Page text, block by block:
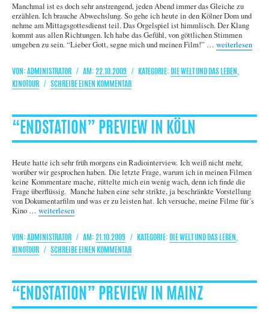
Manchmal ist es doch sehr anstrengend, jeden Abend immer das Gleiche zu
erzählen. Ich brauche Abwechslung. So gehe ich heute in den Kölner Dom und
nehme am Mittagsgottesdienst teil. Das Orgelspiel ist himmlisch. Der Klang
kommt aus allen Richtungen. Ich habe das Gefühl, von göttlichen Stimmen
umgeben zu sein. “Lieber Gott, segne mich und meinen Film!” …„“Endstation”-
weiterlesen
AUTOR
ADMINISTRATOR
VERÖFFENTLICHT
AM
22.10.2009 KATEGORIEN
DIE WELT UND DAS LEBEN,
KINOTOUR
SCHREIBE EINEN KOMMENTARZU
IN
MÜNSTER
“ENDSTATION” PREVIEW IN KÖLN
Heute hatte ich sehr früh morgens ein Radiointerview. Ich weiß nicht mehr,
worüber wir gesprochen haben. Die letzte Frage, warum ich in meinen Filmen
keine Kommentare mache, rüttelte mich ein wenig wach, denn ich finde die
Frage überflüssig. Manche haben eine sehr strikte, ja beschränkte Vorstellung
von Dokumentarfilm und was er zu leisten hat. Ich versuche, meine Filme für´s
Kino …„“Endstation” Preview in Köln“
weiterlesen
AUTOR
ADMINISTRATOR
VERÖFFENTLICHT
AM
21.10.2009 KATEGORIEN
DIE WELT UND DAS LEBEN,
KINOTOUR
SCHREIBE EINEN KOMMENTARZU
IN
KÖLN
“ENDSTATION” PREVIEW IN MAINZ